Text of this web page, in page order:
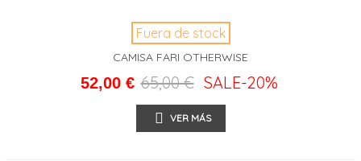
Fuera de stock
CAMISA FARI OTHERWISE
52,00 € 65,00 € SALE-20%
VER MÁS